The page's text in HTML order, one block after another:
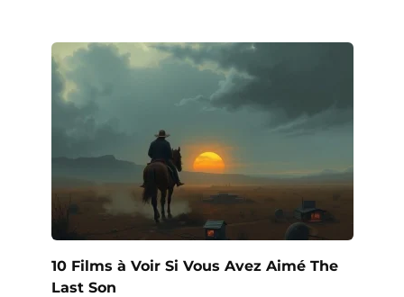
10 Films à Voir Si Vous Avez Aimé The
Last Son